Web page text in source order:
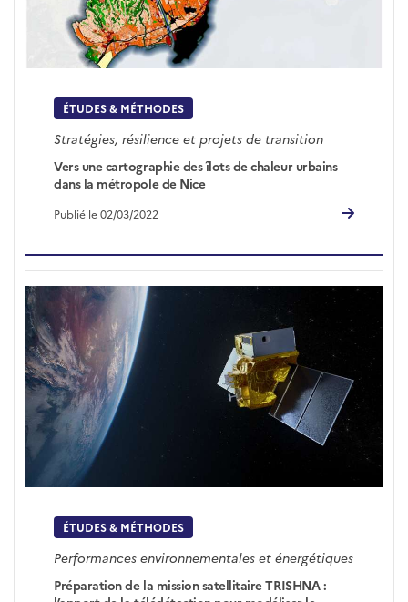
ÉTUDES & MÉTHODES
Stratégies, résilience et projets de transition
Vers une cartographie des îlots de chaleur urbains
dans la métropole de Nice
Publié le 02/03/2022
ÉTUDES & MÉTHODES
Performances environnementales et énergétiques
Préparation de la mission satellitaire TRISHNA :